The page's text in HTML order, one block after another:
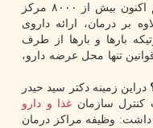
مراکز MMT توسعه یافتند. بطوریکه هم اکنون بیش از ۸۰۰۰ مرکز
بر درمان، ارائه داروی
بارها و بارها از طرف
تنها محل عرضه دارو،
دراین زمینه دکتر سید حیدر
کنترل سازمان غذا و دارو
داشت: وظیفه مراکز درمان